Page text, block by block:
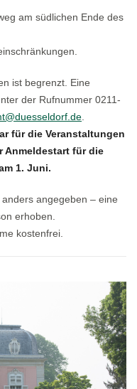
am südlichen Ende des
ist begrenzt. Eine
der Rufnummer 0211-
für die Veranstaltungen
Anmeldestart für die
1. Juni.
angegeben – eine
erhoben.
kostenfrei.